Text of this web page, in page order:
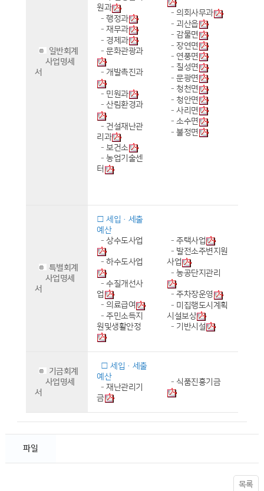
일반회계
사업명세
서
원과
-행정과
-재무과
- 경제과
-문화관광과
- 개발촉진과
- 민원과
-산림환경과
- 건설재난관
리과
-보건소
-농업기술센
터
-의회사무과
-괴산읍
- 감물면
- 장연면
- 연풍면
- 칠성면
-문광면
- 청천면
- 청안면
-사리면
-소수면
-불정면
특별회계
사업명세
서
□ 세입·세출
예산
-상수도사업
-하수도사업
-수질개선사
업
-의료급여
-주민소득지
원및생활안정
-주택사업
- 발전소주변지원
사업
-농공단지관리
-주차장운영
- 미집행도시계획
시설보상
- 기반시설
기금회계
사업명세
서
□ 세입·세출
예산
-재난관리기
금
- 식품진흥기금
파일
목록